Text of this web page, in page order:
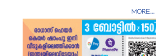
MORE...